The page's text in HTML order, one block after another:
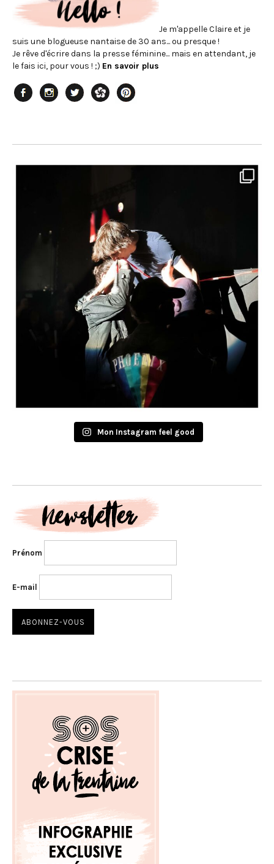
Je m'appelle Claire et je
suis une blogueuse nantaise de 30 ans... ou presque !
Je rêve d'écrire dans la presse féminine... mais en attendant, je
le fais ici, pour vous ! ;) En savoir plus
Mon Instagram feel good
Prénom
E-mail